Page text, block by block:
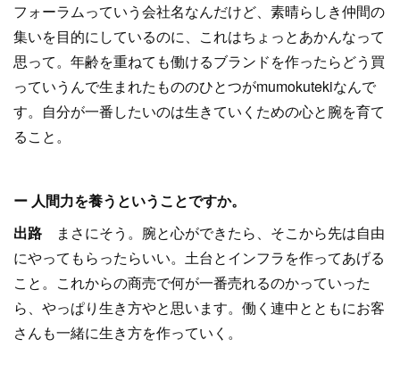
フォーラムっていう会社名なんだけど、素晴らしき仲間の
集いを目的にしているのに、これはちょっとあかんなって
思って。年齢を重ねても働けるブランドを作ったらどう買
っていうんで生まれたもののひとつがmumokutekiなんで
す。自分が一番したいのは生きていくための心と腕を育て
ること。
ー 人間力を養うということですか。
出路 まさにそう。腕と心ができたら、そこから先は自由
にやってもらったらいい。土台とインフラを作ってあげる
こと。これからの商売で何が一番売れるのかっていった
ら、やっぱり生き方やと思います。働く連中とともにお客
さんも一緒に生き方を作っていく。